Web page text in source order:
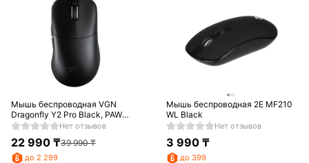
Мышь беспроводная VGN
Dragonfly Y2 Pro Black, PAW
3395, 500 мАч, 2,4 ГГц
Нет отзывов
22 990₸39 990₸
до 2 299
Мышь беспроводная 2Е MF210
WL Black
Нет отзывов
3 990 ₸
до 399